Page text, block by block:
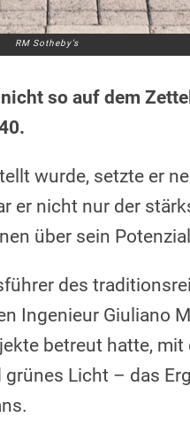
RM Sotheby’s
so auf dem
wurde, setzte er
er nicht nur der
über sein
des
Ingenieur Giuliano
betreut hatte,
Licht – das